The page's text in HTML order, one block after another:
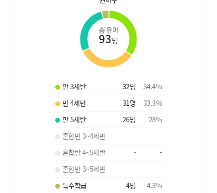
총 유아
93명
만 3세반 32명 34.4%
만 4세반
31명 33.3%
만 5세반
26명 28%
혼합반 3~4세반
-
-
혼합반 4~5세반
-
-
혼합반 3~5세반
-
-
특수학급
4명 4.3%